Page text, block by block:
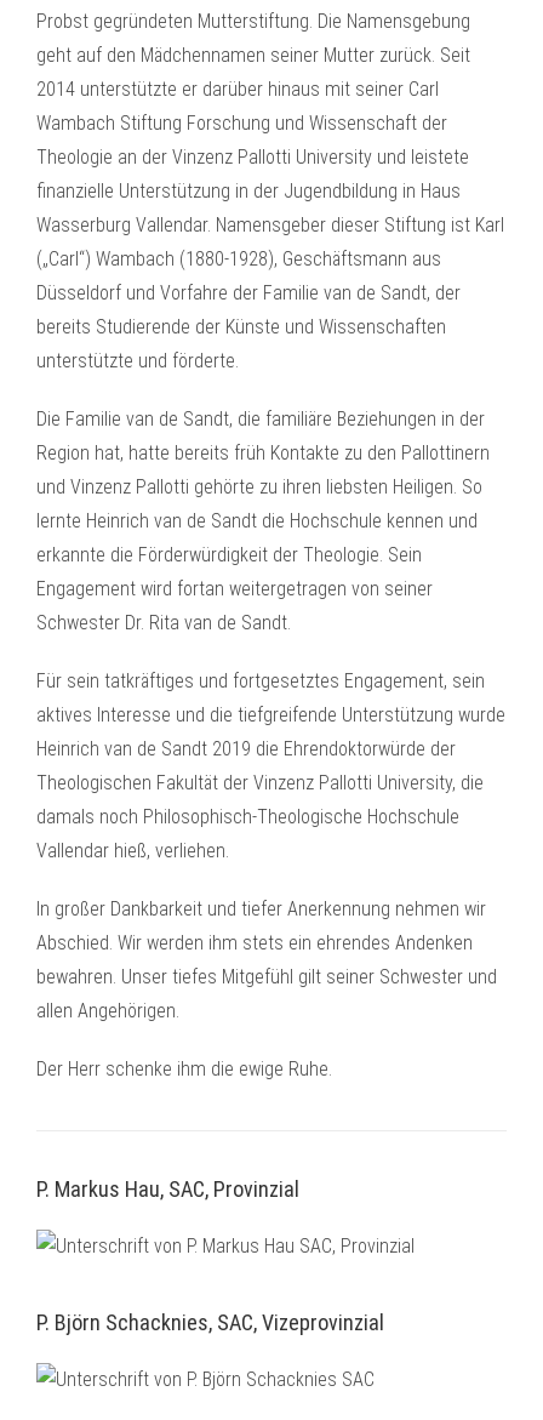
Probst gegründeten Mutterstiftung. Die Namensgebung
geht auf den Mädchennamen seiner Mutter zurück. Seit
2014 unterstützte er darüber hinaus mit seiner Carl
Wambach Stiftung Forschung und Wissenschaft der
Theologie an der Vinzenz Pallotti University und leistete
finanzielle Unterstützung in der Jugendbildung in Haus
Wasserburg Vallendar. Namensgeber dieser Stiftung ist Karl
(„Carl“) Wambach (1880-1928), Geschäftsmann aus
Düsseldorf und Vorfahre der Familie van de Sandt, der
bereits Studierende der Künste und Wissenschaften
unterstützte und förderte.
Die Familie van de Sandt, die familiäre Beziehungen in der
Region hat, hatte bereits früh Kontakte zu den Pallottinern
und Vinzenz Pallotti gehörte zu ihren liebsten Heiligen. So
lernte Heinrich van de Sandt die Hochschule kennen und
erkannte die Förderwürdigkeit der Theologie. Sein
Engagement wird fortan weitergetragen von seiner
Schwester Dr. Rita van de Sandt.
Für sein tatkräftiges und fortgesetztes Engagement, sein
aktives Interesse und die tiefgreifende Unterstützung wurde
Heinrich van de Sandt 2019 die Ehrendoktorwürde der
Theologischen Fakultät der Vinzenz Pallotti University, die
damals noch Philosophisch-Theologische Hochschule
Vallendar hieß, verliehen.
In großer Dankbarkeit und tiefer Anerkennung nehmen wir
Abschied. Wir werden ihm stets ein ehrendes Andenken
bewahren. Unser tiefes Mitgefühl gilt seiner Schwester und
allen Angehörigen.
Der Herr schenke ihm die ewige Ruhe.
P. Markus Hau, SAC, Provinzial
P. Björn Schacknies, SAC, Vizeprovinzial